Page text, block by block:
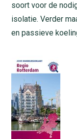
soort voor de
isolatie. Verder
en passieve